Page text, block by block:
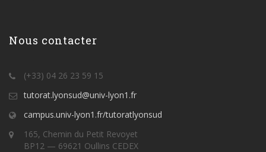
Nous contacter
(+33) 04 26 23 59 15
tutorat.lyonsud@univ-lyon1.fr
campus.univ-lyon1.fr/tutoratlyonsud
165, Chemin du Petit Revoyet
BP12 — 69621 Oullins CEDEX